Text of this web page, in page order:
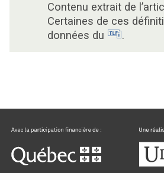
Contenu extrait de
Certaines de ces
données du
.